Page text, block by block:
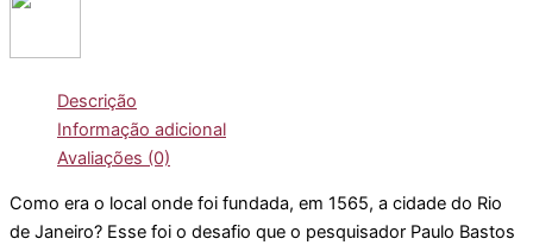
Descrição
Informação adicional
Avaliações (0)
Como era o local onde foi fundada, em 1565, a cidade do Rio
de Janeiro? Esse foi o desafio que o pesquisador Paulo Bastos